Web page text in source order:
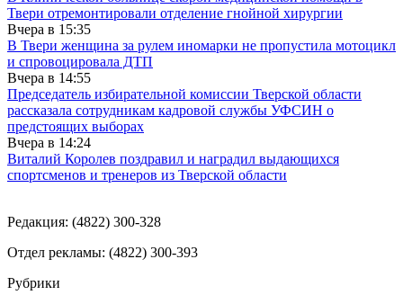
Твери отремонтировали отделение гнойной хирургии
Вчера в 15:35
В Твери женщина за рулем иномарки не пропустила мотоцикл
и спровоцировала ДТП
Вчера в 14:55
Председатель избирательной комиссии Тверской области
рассказала сотрудникам кадровой службы УФСИН о
предстоящих выборах
Вчера в 14:24
Виталий Королев поздравил и наградил выдающихся
спортсменов и тренеров из Тверской области
Редакция: (4822) 300-328
Отдел рекламы: (4822) 300-393
Рубрики